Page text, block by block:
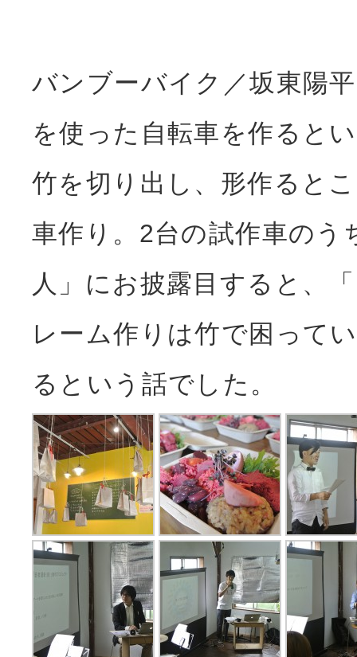
バンブーバイク／坂東陽
を使った自転車を作ると
竹を切り出し、形作ると
車作り。2台の試作車のう
人」にお披露目すると、
レーム作りは竹で困って
るという話でした。